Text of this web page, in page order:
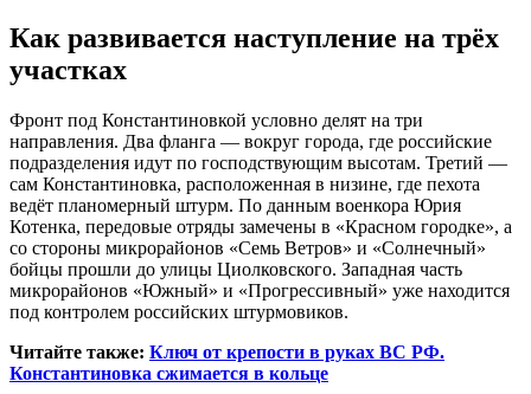
Как развивается наступление на трёх
участках
Фронт под Константиновкой условно делят на три
направления. Два фланга — вокруг города, где российские
подразделения идут по господствующим высотам. Третий —
сам Константиновка, расположенная в низине, где пехота
ведёт планомерный штурм. По данным военкора Юрия
Котенка, передовые отряды замечены в «Красном городке», а
со стороны микрорайонов «Семь Ветров» и «Солнечный»
бойцы прошли до улицы Циолковского. Западная часть
микрорайонов «Южный» и «Прогрессивный» уже находится
под контролем российских штурмовиков.
Читайте также: Ключ от крепости в руках ВС РФ.
Константиновка сжимается в кольце